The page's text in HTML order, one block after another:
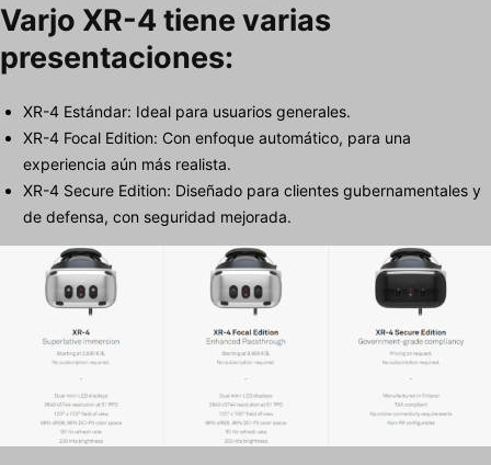
Varjo XR-4 tiene varias
presentaciones:
XR-4 Estándar: Ideal para usuarios generales.
XR-4 Focal Edition: Con enfoque automático, para una
experiencia aún más realista.
XR-4 Secure Edition: Diseñado para clientes gubernamentales y
de defensa, con seguridad mejorada.